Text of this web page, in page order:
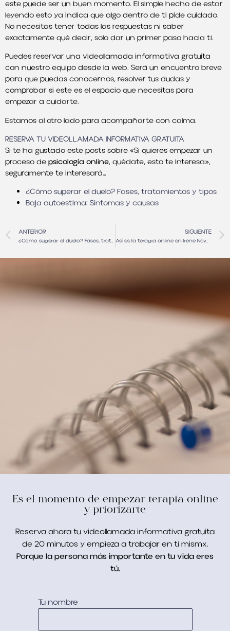
este puede ser un buen momento. El simple hecho de estar
leyendo esto ya indica que algo dentro de ti pide cuidado.
No necesitas tener todas las respuestas ni saber
exactamente qué decir, solo dar un primer paso hacia ti.
Puedes reservar una videollamada informativa gratuita
con nuestro equipo desde la web. Será un encuentro breve
para que puedas conocernos, resolver tus dudas y
comprobar si este es el espacio que necesitas para
empezar a cuidarte.
Estamos al otro lado para acompañarte con calma.
RESERVA TU VIDEOLLAMADA INFORMATIVA GRATUITA
Si te ha gustado este posts sobre «Si quieres empezar un
proceso depsicología online, quédate, esto te interesa»,
seguramente te interesará…
¿Cómo superar el duelo? Fases, tratamientos y tipos
Baja autoestima: Síntomas y causas
ANTERIOR
¿Cómo superar el duelo? Fases, tratamientos y tipos
SIGUIENTE
Así es la terapia online en Irene Novoa Psicología
Es el momento de empezar terapia online
y priorizarte
Reserva ahora tu videollamada informativa gratuita
de 20 minutos y empieza a trabajar en ti mismx.
Porque la persona más importante en tu vida eres
tú.
Tu nombre